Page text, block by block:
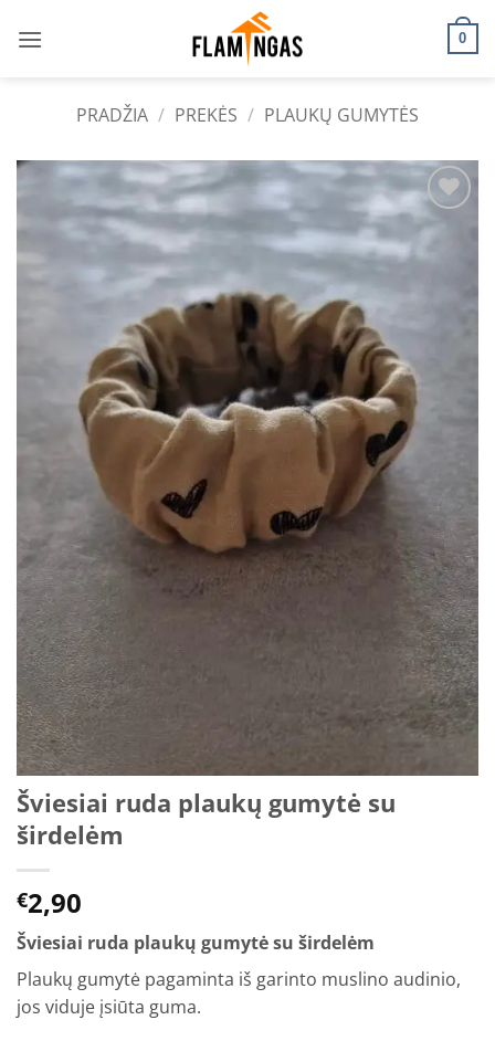
0
PRADŽIA / PREKĖS / PLAUKŲ GUMYTĖS
Add to
Šviesiai ruda plaukų gumytė su
širdelėm
€2,90
Šviesiai ruda plaukų gumytė su širdelėm
Plaukų gumytė pagaminta iš garinto muslino audinio,
jos viduje įsiūta guma.